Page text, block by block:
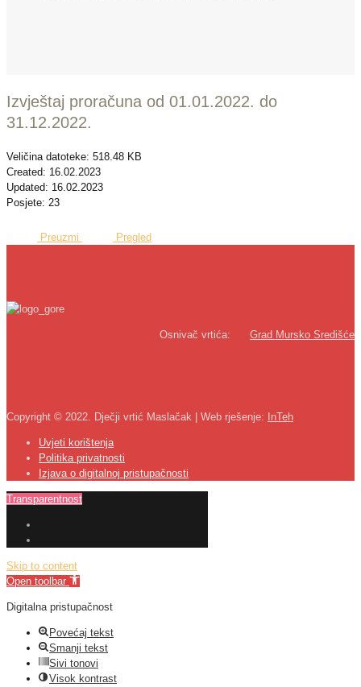
Izvještaj proračuna od 01.01.2022. do
31.12.2022.
Veličina datoteke: 518.48 KB
Created: 16.02.2023
Updated: 16.02.2023
Posjete: 23
Preuzmi Pregled
Osnivač vrtića: Grad Mursko Središće
Copyright © 2022. Dječji vrtić Maslačak | Web rješenje: InTeh
Uvjeti korištenja
Politika privatnosti
Izjava o digitalnoj pristupačnosti
Transparentnost
Skip to content
Open toolbar
Digitalna pristupačnost
Povećaj tekst
Smanji tekst
Sivi tonovi
Visok kontrast